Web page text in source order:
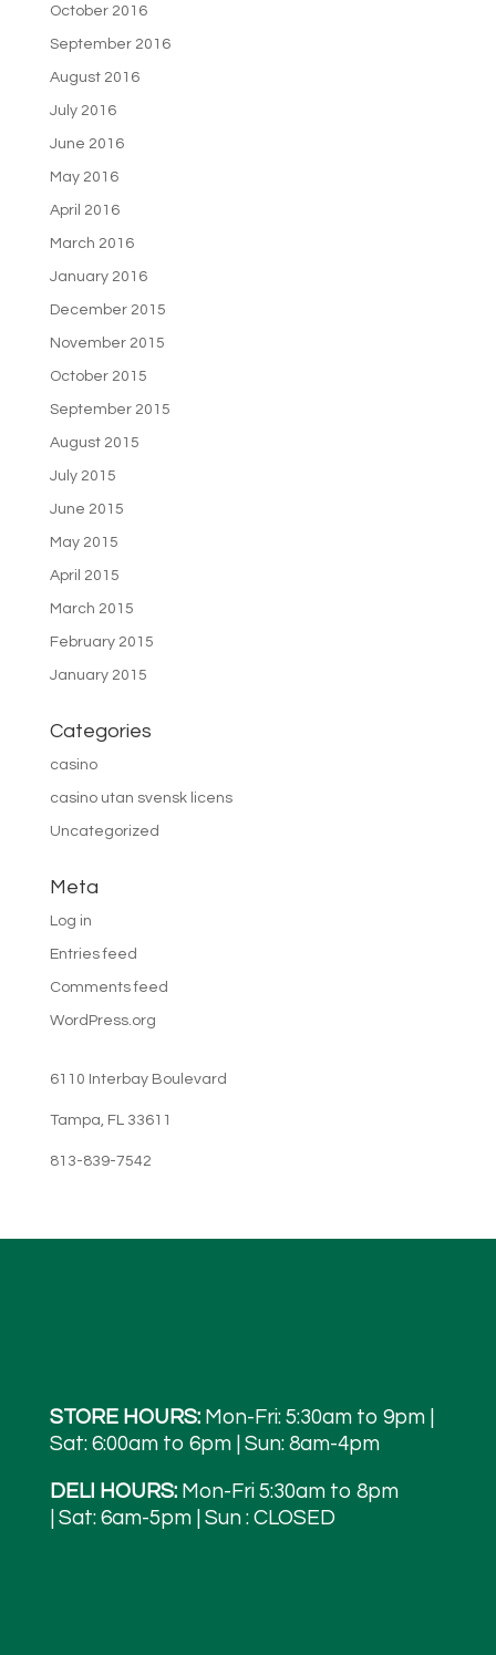
October 2016
September 2016
August 2016
July 2016
June 2016
May 2016
April 2016
March 2016
January 2016
December 2015
November 2015
October 2015
September 2015
August 2015
July 2015
June 2015
May 2015
April 2015
March 2015
February 2015
January 2015
Categories
casino
casino utan svensk licens
Uncategorized
Meta
Log in
Entries feed
Comments feed
WordPress.org
6110 Interbay Boulevard
Tampa, FL 33611
813-839-7542
STORE HOURS: Mon-Fri: 5:30am to 9pm |
Sat: 6:00am to 6pm | Sun: 8am-4pm
DELI HOURS: Mon-Fri 5:30am to 8pm
| Sat: 6am-5pm | Sun : CLOSED